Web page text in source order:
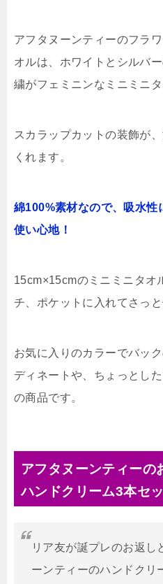
アフタヌーンティーのフラ
オルは、ホワイトとシルバ
繍がフェミニンなミニミニタ
スカラップカットの装飾が
くれます。
綿100%素材なので、吸水性
使い心地！
15cm×15cmのミニミニタオ
チ、ポケットに入れてさっ
お気に入りのカラーでバッ
ディネートや、ちょっとし
の商品です。
アフタヌーンティーの
ハンドクリーム3本セ
リア友が誕プレのお返し
ーンティーのハンドクリ